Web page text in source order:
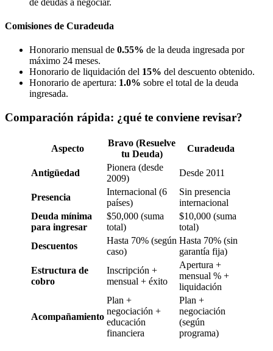
Comisiones de Curadeuda
Honorario mensual de 0.55% de la deuda ingresada por
máximo 24 meses.
Honorario de liquidación del 15% del descuento obtenido.
Honorario de apertura: 1.0% sobre el total de la deuda
ingresada.
Comparación rápida: ¿qué te conviene revisar?
Aspecto
Bravo (Resuelve
tu Deuda)
Curadeuda
Antigüedad
Pionera (desde
2009)
Desde 2011
Presencia
Internacional (6
países)
Sin presencia
internacional
Deuda mínima
para ingresar
$50,000 (suma
total)
$10,000 (suma
total)
Descuentos
Hasta 70% (según
caso)
Hasta 70% (sin
garantía fija)
Estructura de
cobro
Inscripción +
mensual + éxito
Apertura +
mensual % +
liquidación
Acompañamiento
Plan +
negociación +
educación
financiera
Plan +
negociación
(según
programa)